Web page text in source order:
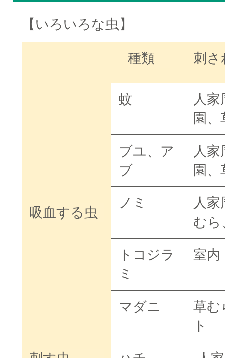
【いろいろな虫】
種類 刺さ
吸血する虫
蚊
人
園
ブユ、ア
ブ
人
園
ノミ
人
むら
トコジラ
ミ
室内
マダニ
草む
ト